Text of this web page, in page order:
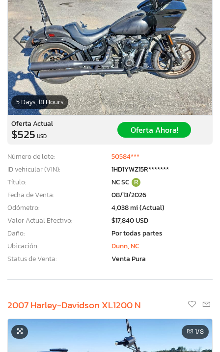
5 Days, 18 Hours
Oferta Actual
$525 USD
Oferta Ahora!
Número de lote:
50584***
ID vehicular (VIN):
1HD1YWZ15R*******
Título:
NC SC R
Fecha de Venta:
08/13/2026
Odómetro:
4,038 mi (Actual)
Valor Actual Efectivo:
$17,840 USD
Daño:
Por todas partes
Ubicación:
Dunn, NC
Status de Venta:
Venta Pura
2007 Harley-Davidson XL1200 N
1/8